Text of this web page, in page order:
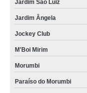
Jardim São Luiz
Jardim Ângela
Jockey Club
M'Boi Mirim
Morumbi
Paraíso do Morumbi